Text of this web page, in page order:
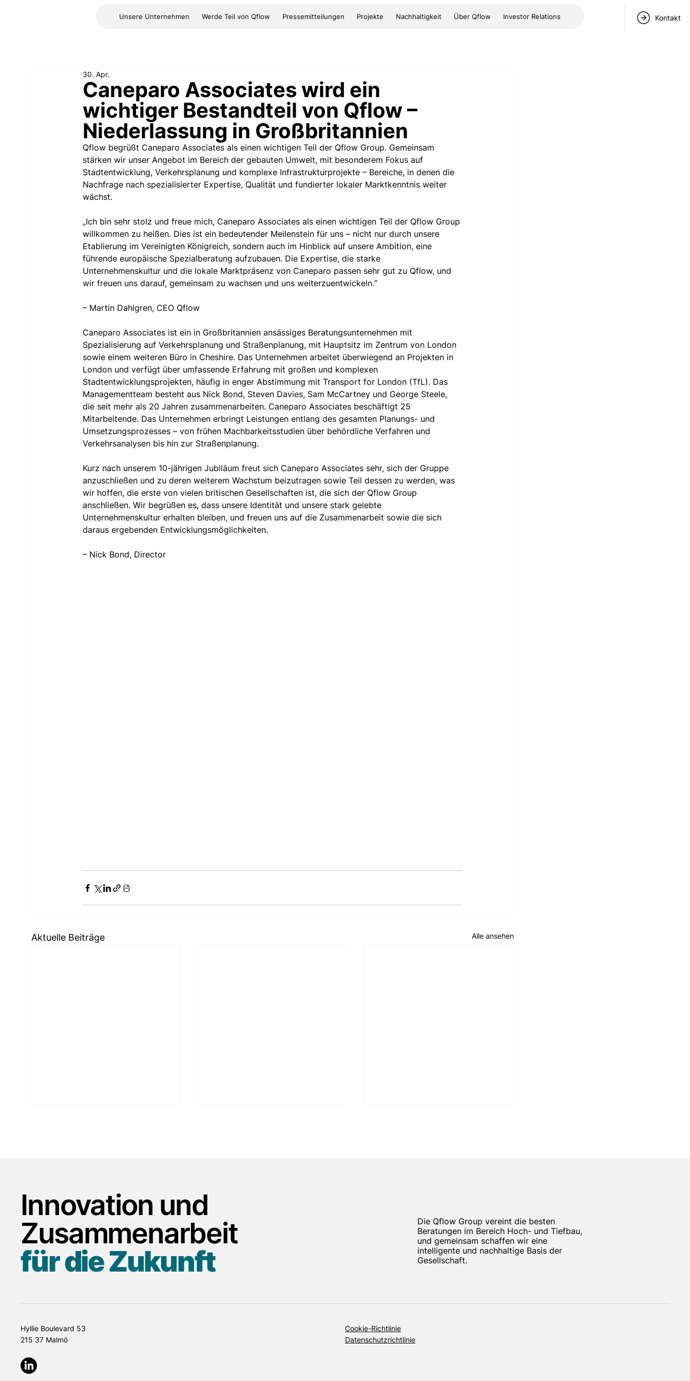
Unsere Unternehmen Werde Teil von Qflow Pressemitteilungen Projekte Nachhaltigkeit Über Qflow Investor Relations Kontakt
Caneparo Associates wird ein
wichtiger Bestandteil von Qflow –
Niederlassung in Großbritannien
30. Apr.
Qflow begrüßt Caneparo Associates als einen wichtigen Teil der Qflow Group. Gemeinsam
stärken wir unser Angebot im Bereich der gebauten Umwelt, mit besonderem Fokus auf
Stadtentwicklung, Verkehrsplanung und komplexe Infrastrukturprojekte – Bereiche, in denen die
Nachfrage nach spezialisierter Expertise, Qualität und fundierter lokaler Marktkenntnis weiter
wächst.
„Ich bin sehr stolz und freue mich, Caneparo Associates als einen wichtigen Teil der Qflow Group
willkommen zu heißen. Dies ist ein bedeutender Meilenstein für uns – nicht nur durch unsere
Etablierung im Vereinigten Königreich, sondern auch im Hinblick auf unsere Ambition, eine
führende europäische Spezialberatung aufzubauen. Die Expertise, die starke
Unternehmenskultur und die lokale Marktpräsenz von Caneparo passen sehr gut zu Qflow, und
wir freuen uns darauf, gemeinsam zu wachsen und uns weiterzuentwickeln.“
– Martin Dahlgren, CEO Qflow
Caneparo Associates ist ein in Großbritannien ansässiges Beratungsunternehmen mit
Spezialisierung auf Verkehrsplanung und Straßenplanung, mit Hauptsitz im Zentrum von London
sowie einem weiteren Büro in Cheshire. Das Unternehmen arbeitet überwiegend an Projekten in
London und verfügt über umfassende Erfahrung mit großen und komplexen
Stadtentwicklungsprojekten, häufig in enger Abstimmung mit Transport for London (TfL). Das
Managementteam besteht aus Nick Bond, Steven Davies, Sam McCartney und George Steele,
die seit mehr als 20 Jahren zusammenarbeiten. Caneparo Associates beschäftigt 25
Mitarbeitende. Das Unternehmen erbringt Leistungen entlang des gesamten Planungs- und
Umsetzungsprozesses – von frühen Machbarkeitsstudien über behördliche Verfahren und
Verkehrsanalysen bis hin zur Straßenplanung.
Kurz nach unserem 10-jährigen Jubiläum freut sich Caneparo Associates sehr, sich der Gruppe
anzuschließen und zu deren weiterem Wachstum beizutragen sowie Teil dessen zu werden, was
wir hoffen, die erste von vielen britischen Gesellschaften ist, die sich der Qflow Group
anschließen. Wir begrüßen es, dass unsere Identität und unsere stark gelebte
Unternehmenskultur erhalten bleiben, und freuen uns auf die Zusammenarbeit sowie die sich
daraus ergebenden Entwicklungsmöglichkeiten.
– Nick Bond, Director
Aktuelle Beiträge Alle ansehen
EAS Transport Planning
beschließt, Teil der Qflow
zu werden.
von Qflow – das bedeutet
eine Stärkung in den
Bereichen Industrie,
Rechenzentren und
Innovation und
Zusammenarbeit
für die Zukunft
Die Qflow Group vereint die besten
Beratungen im Bereich Hoch- und Tiefbau,
und gemeinsam schaffen wir eine
intelligente und nachhaltige Basis der
Gesellschaft.
Hyllie Boulevard 53
215 37 Malmö
Cookie-Richtlinie
Datenschutzrichtlinie